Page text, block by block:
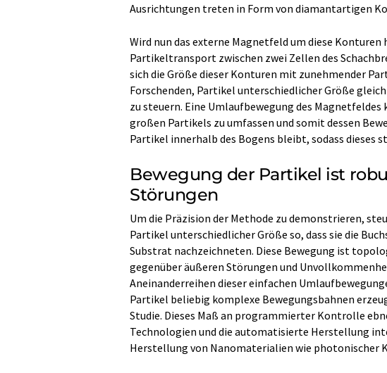
Ausrichtungen treten in Form von diamantartigen
Wird nun das externe Magnetfeld um diese
Partikeltransport zwischen zwei Zellen des
sich die Größe dieser Konturen mit zunehmender
Forschenden, Partikel unterschiedlicher Größe
zu steuern. Eine Umlaufbewegung des
großen Partikels zu umfassen und somit dessen
Partikel innerhalb des Bogens bleibt, sodass dieses
Bewegung der Partikel ist
Störungen
Um die Präzision der Methode zu demonstrieren,
Partikel unterschiedlicher Größe so, dass sie die
Substrat nachzeichneten. Diese Bewegung ist
gegenüber äußeren Störungen und
Aneinanderreihen dieser einfachen
Partikel beliebig komplexe Bewegungsbahnen
Studie. Dieses Maß an programmierter Kontrolle
Technologien und die automatisierte Herstellung
Herstellung von Nanomaterialien wie photonischer